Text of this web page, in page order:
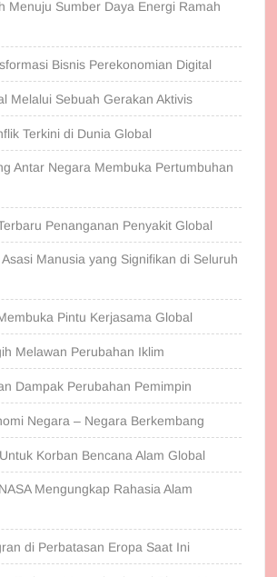
Menuju Sumber Daya Energi Ramah
Bisnis Perekonomian Digital
Melalui Sebuah Gerakan Aktivis
Terkini di Dunia Global
Antar Negara Membuka Pertumbuhan
Penanganan Penyakit Global
Manusia yang Signifikan di Seluruh
Pintu Kerjasama Global
Melawan Perubahan Iklim
Dampak Perubahan Pemimpin
Negara – Negara Berkembang
Korban Bencana Alam Global
Mengungkap Rahasia Alam
di Perbatasan Eropa Saat Ini